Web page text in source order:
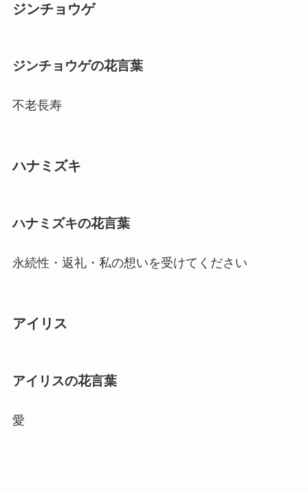
ジンチョウゲ
ジンチョウゲの花言葉
不老長寿
ハナミズキ
ハナミズキの花言葉
永続性・返礼・私の想いを受けてください
アイリス
アイリスの花言葉
愛